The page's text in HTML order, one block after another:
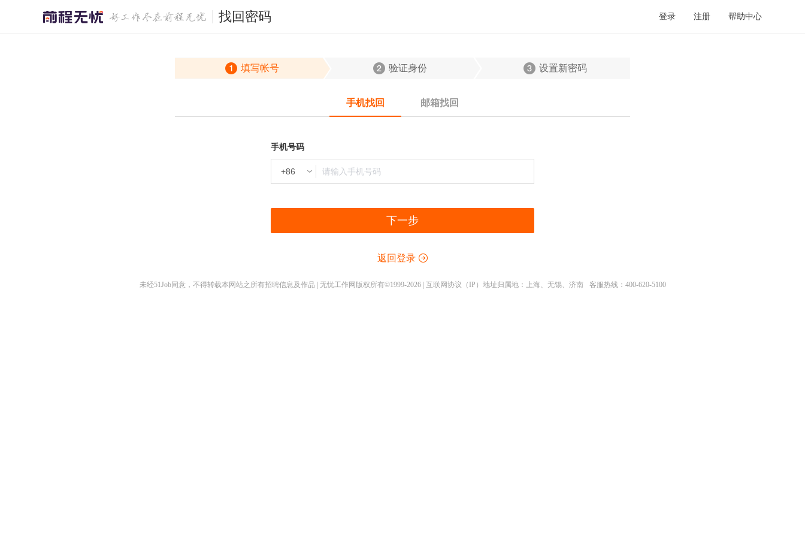
找回密码 登录 注册 帮助中心
填写帐号 验证身份 设置新密码
手机找回 邮箱找回
手机号码
下一步
返回登录
未经51Job同意，不得转载本网站之所有招聘信息及作品 | 无忧工作网版权所有©1999-2026 | 互联网协议（IP）地址归属地：上海、无锡、济南 客服热线：400-620-5100